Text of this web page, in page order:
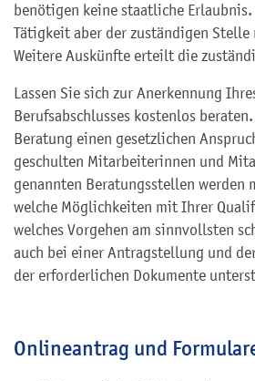
benötigen keine staatliche
Tätigkeit aber der zuständigen Stelle
Weitere Auskünfte erteilt die
Lassen Sie sich zur Anerkennung
Berufsabschlusses kostenlos
Beratung einen gesetzlichen
geschulten Mitarbeiterinnen und
genannten Beratungsstellen werden
welche Möglichkeiten mit Ihrer
welches Vorgehen am sinnvollsten
auch bei einer Antragstellung und
der erforderlichen Dokumente
Onlineantrag und